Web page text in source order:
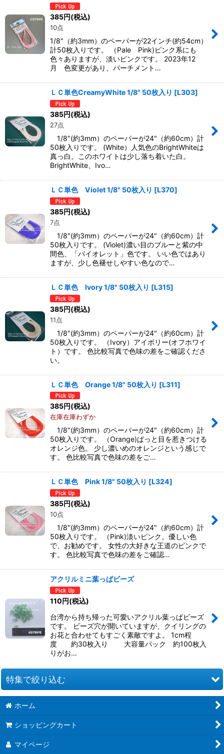
385円(税込)
10点
1/8"（約3mm）のペーパーが22インチ(約54cm）
計50枚入りです。 （Pale Pink)ピンク系にも
色々ありますが、淡いピンクです。 2023年12
月 色変更があり、パーチメント…
ＬＣ単色CreamyWhite 1/8" 50枚入り [L303]
385円(税込)
27点
1/8"(約3mm）のペーパーが24"（約60cm）計
50枚入りです。 (White）人気色のBrightWhiteは
真っ白。このホワイトは少し落ち着いた白。
BrightWhite、Ivo…
ＬＣ単色 Violet 1/8" 50枚入り [L370]
385円(税込)
7点
1/8"(約3mm）のペーパーが24"（約60cm）計
50枚入りです。 (Violet)濃い目のブルーと紫の中
間色、「バイオレット」色です。 いい色ではあり
ますが、少し色褪せしやすい色なので…
ＬＣ単色 Ivory 1/8" 50枚入り [L315]
385円(税込)
11点
1/8"(約3mm）のペーパーが24"（約60cm）計
50枚入りです。 （Ivory）アイボリー(オフホワイ
ト）です。 色比較写真で色味の差をご確認くださ
い。
ＬＣ単色 Orange 1/8" 50枚入り [L311]
385円(税込)
在庫在庫わずか
1/8"(約3mm）のペーパーが24"（約60cm）計
50枚入りです。 （Orange)ぱっと目を惹きつける
オレンジ色。 少し濃いめのオレンジという感じで
す。 色比較写真で色味の差をご…
ＬＣ単色 Pink 1/8" 50枚入り [L324]
385円(税込)
10点
1/8"(約3mm）のペーパーが24"（約60cm）計
50枚入りです。 （Pink)淡いピンク。優しい色
で、お勧めです。 女性の大好きな王道のピンクで
す。 色比較写真で色味の差をご確認…
アクリルミニ葉っぱビーズ
110円(税込)
台湾から持ち帰った可愛いアクリル葉っぱビーズ
です。 ビーズ穴が開いていますが、クイリングの
お花と合わせてもすごく素敵ですよ。 1cm程
度 約30枚入り 大容量パック 約100枚入
りがお…
特集で絞り込む
お道具類
クイリングキット
ペーパー類
ホーム
ショッピングカート
マイページ